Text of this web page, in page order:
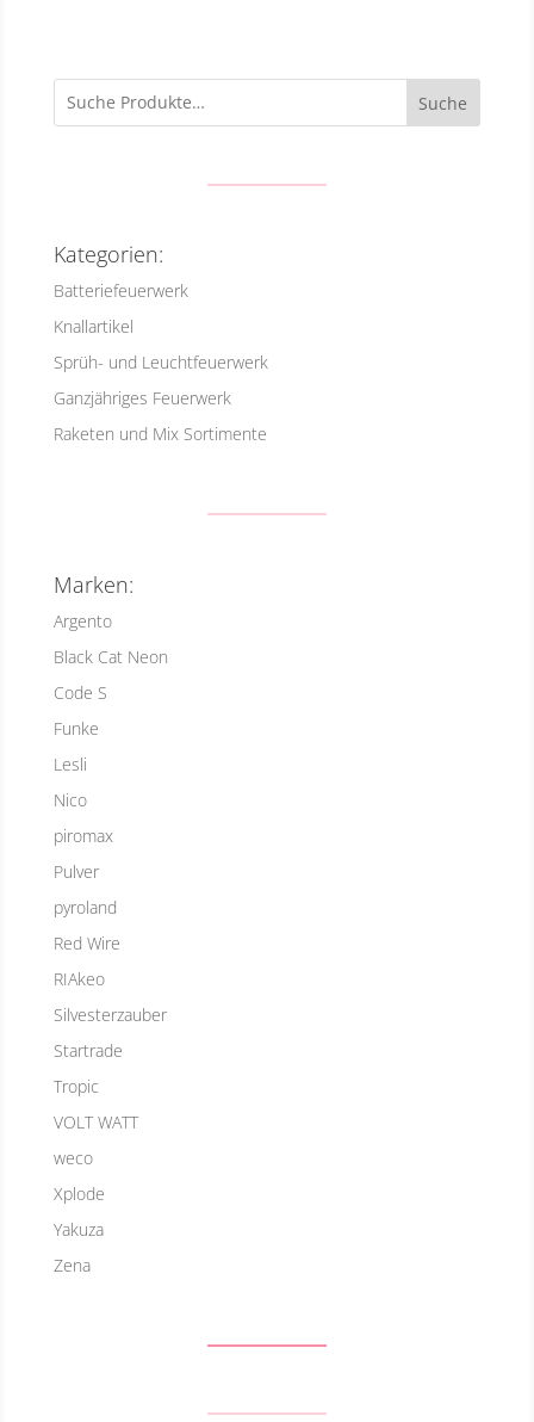
Suche
Kategorien:
Batteriefeuerwerk
Knallartikel
Sprüh- und Leuchtfeuerwerk
Ganzjähriges Feuerwerk
Raketen und Mix Sortimente
Marken:
Argento
Black Cat Neon
Code S
Funke
Lesli
Nico
piromax
Pulver
pyroland
Red Wire
RIAkeo
Silvesterzauber
Startrade
Tropic
VOLT WATT
weco
Xplode
Yakuza
Zena